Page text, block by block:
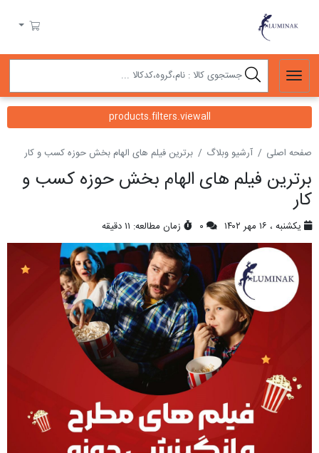
سبد خرید
products.filters.viewall
صفحه اصلی آرشیو وبلاگ برترین فیلم های الهام بخش حوزه کسب و کار
برترین فیلم های الهام بخش حوزه کسب و
کار
یکشنبه ، ۱۶ مهر ۱۴۰۲ زمان مطالعه: ۱۱ دقیقه